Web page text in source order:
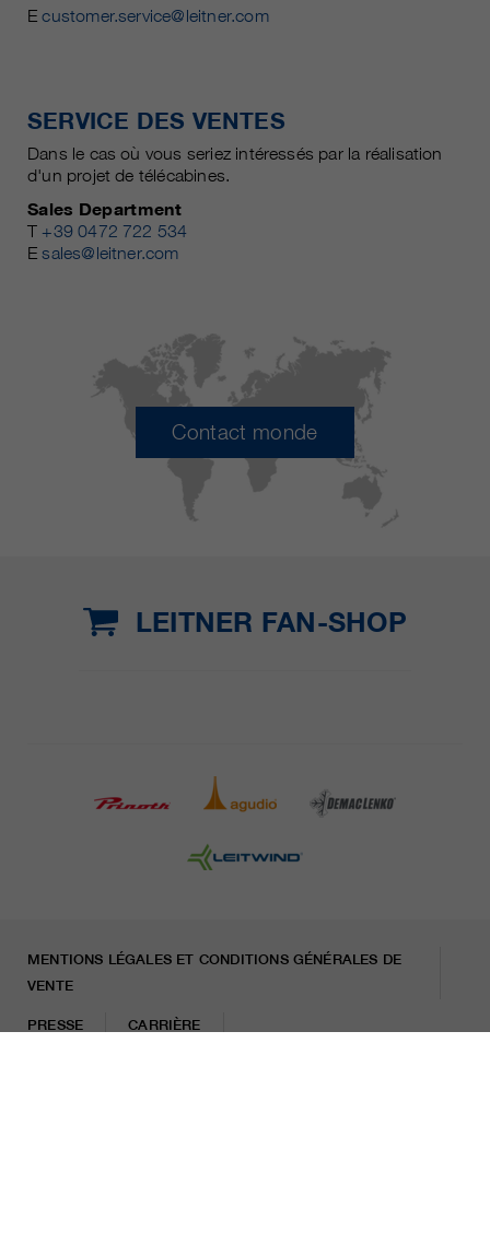
Ecustomer.service@leitner.com
SERVICE DES VENTES
Dans le cas où vous seriez intéressés par la réalisation
d'un projet de télécabines.
Sales Department
T +39 0472 722 534
Esales@leitner.com
Contact monde
LEITNER FAN-SHOP
MENTIONS LÉGALES ET CONDITIONS GÉNÉRALES DE
VENTE
PRESSE CARRIÈRE